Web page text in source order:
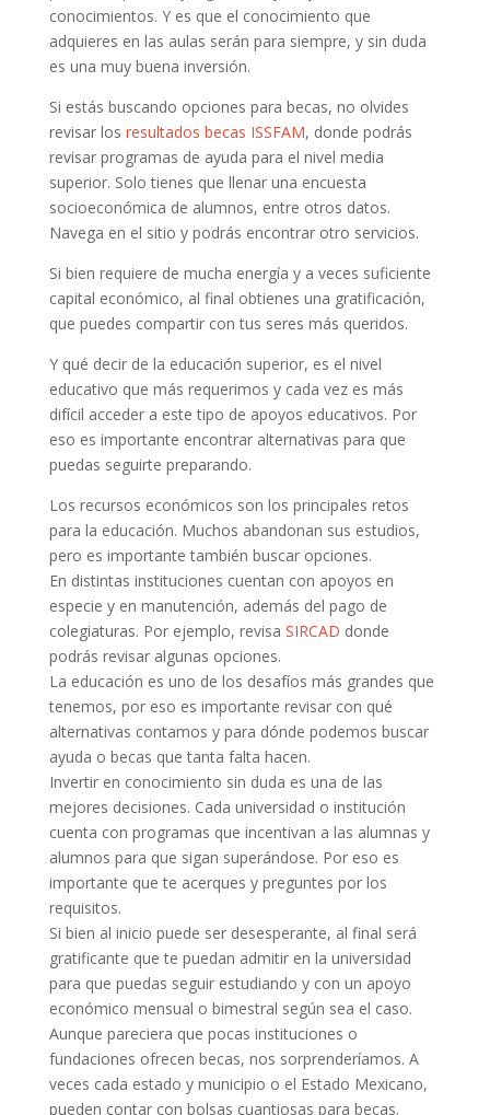
conocimientos. Y es que el conocimiento que
adquieres en las aulas serán para siempre, y sin duda
es una muy buena inversión.
Si estás buscando opciones para becas, no olvides
revisar los resultados becas ISSFAM, donde podrás
revisar programas de ayuda para el nivel media
superior. Solo tienes que llenar una encuesta
socioeconómica de alumnos, entre otros datos.
Navega en el sitio y podrás encontrar otro servicios.
Si bien requiere de mucha energía y a veces suficiente
capital económico, al final obtienes una gratificación,
que puedes compartir con tus seres más queridos.
Y qué decir de la educación superior, es el nivel
educativo que más requerimos y cada vez es más
difícil acceder a este tipo de apoyos educativos. Por
eso es importante encontrar alternativas para que
puedas seguirte preparando.
Los recursos económicos son los principales retos
para la educación. Muchos abandonan sus estudios,
pero es importante también buscar opciones.
En distintas instituciones cuentan con apoyos en
especie y en manutención, además del pago de
colegiaturas. Por ejemplo, revisa SIRCAD donde
podrás revisar algunas opciones.
La educación es uno de los desafíos más grandes que
tenemos, por eso es importante revisar con qué
alternativas contamos y para dónde podemos buscar
ayuda o becas que tanta falta hacen.
Invertir en conocimiento sin duda es una de las
mejores decisiones. Cada universidad o institución
cuenta con programas que incentivan a las alumnas y
alumnos para que sigan superándose. Por eso es
importante que te acerques y preguntes por los
requisitos.
Si bien al inicio puede ser desesperante, al final será
gratificante que te puedan admitir en la universidad
para que puedas seguir estudiando y con un apoyo
económico mensual o bimestral según sea el caso.
Aunque pareciera que pocas instituciones o
fundaciones ofrecen becas, nos sorprenderíamos. A
veces cada estado y municipio o el Estado Mexicano,
pueden contar con bolsas cuantiosas para becas.